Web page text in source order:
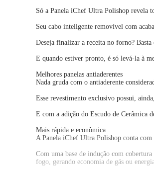
Só a Panela iChef Ultra Polishop revela
Seu cabo inteligente removível com
Deseja finalizar a receita no forno?
E quando estiver pronto, é só levá-la à
Melhores panelas antiaderentes
Nada gruda com o antiaderente
Esse revestimento exclusivo possui,
E com a adição do Escudo de Cerâmica
Mais rápida e econômica
A Panela iChef Ultra Polishop conta
Com uma base de indução com
fogo, gerando economia de gás ou